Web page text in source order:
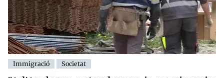
Immigració Societat